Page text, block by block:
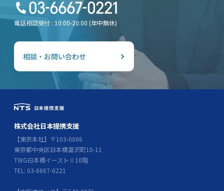
電話相談受付 : 10:00-20:00 (年中無休)
相談・お問い合わせ
株式会社日本提携支援
【東京本社】〒103-0006
東京都中央区日本橋富沢町10-11
TWG日本橋イーストⅡ10階
TEL: 03-6667-0221